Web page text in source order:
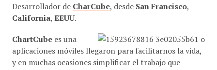
Desarrollador de CharCube , desde San Francisco
California EEUU.
ChartCube es una
aplicaciones móviles llegaron para facilitarnos la vida,
y en muchas ocasiones simplificar el trabajo que